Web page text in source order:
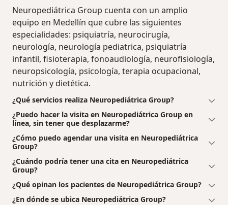
Neuropediátrica Group cuenta con un amplio
equipo en Medellín que cubre las siguientes
especialidades: psiquiatría, neurocirugía,
neurología, neurología pediatrica, psiquiatría
infantil, fisioterapia, fonoaudiología, neurofisiología,
neuropsicología, psicología, terapia ocupacional,
nutrición y dietética.
¿Qué servicios realiza Neuropediátrica Group?
¿Puedo hacer la visita en Neuropediátrica Group en
línea, sin tener que desplazarme?
¿Cómo puedo agendar una visita en Neuropediátrica
Group?
¿Cuándo podría tener una cita en Neuropediátrica
Group?
¿Qué opinan los pacientes de Neuropediátrica Group?
¿En dónde se ubica Neuropediátrica Group?